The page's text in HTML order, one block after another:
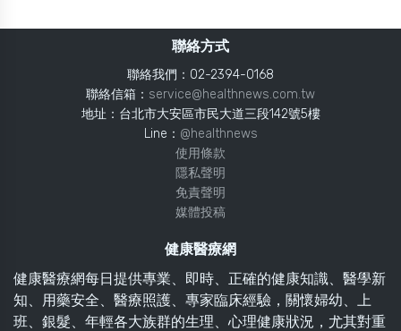
聯絡方式
聯絡我們：02-2394-0168
聯絡信箱： service@healthnews.com.tw
地址：台北市大安區市民大道三段142號5樓
Line： @healthnews
使用條款
隱私聲明
免責聲明
媒體投稿
健康醫療網
健康醫療網每日提供專業、即時、正確的健康知識、醫學新
知、用藥安全、醫療照護、專家臨床經驗，關懷婦幼、上
班、銀髮、年輕各大族群的生理、心理健康狀況，尤其對重